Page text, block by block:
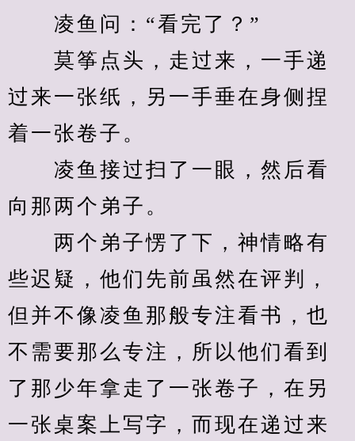
凌鱼问：“看完了？”
莫筝点头，走过来，一手递
过来一张纸，另一手垂在身侧捏
着一张卷子。
凌鱼接过扫了一眼，然后看
向那两个弟子。
两个弟子愣了下，神情略有
些迟疑，他们先前虽然在评判，
但并不像凌鱼那般专注看书，也
不需要那么专注，所以他们看到
了那少年拿走了一张卷子，在另
一张桌案上写字，而现在递过来